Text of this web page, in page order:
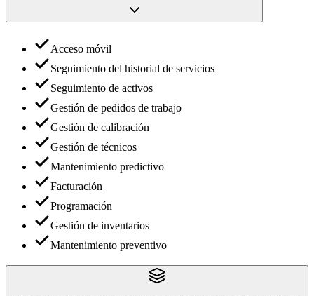
Acceso móvil
Seguimiento del historial de servicios
Seguimiento de activos
Gestión de pedidos de trabajo
Gestión de calibración
Gestión de técnicos
Mantenimiento predictivo
Facturación
Programación
Gestión de inventarios
Mantenimiento preventivo